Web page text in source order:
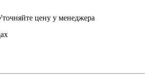
цену у менеджера